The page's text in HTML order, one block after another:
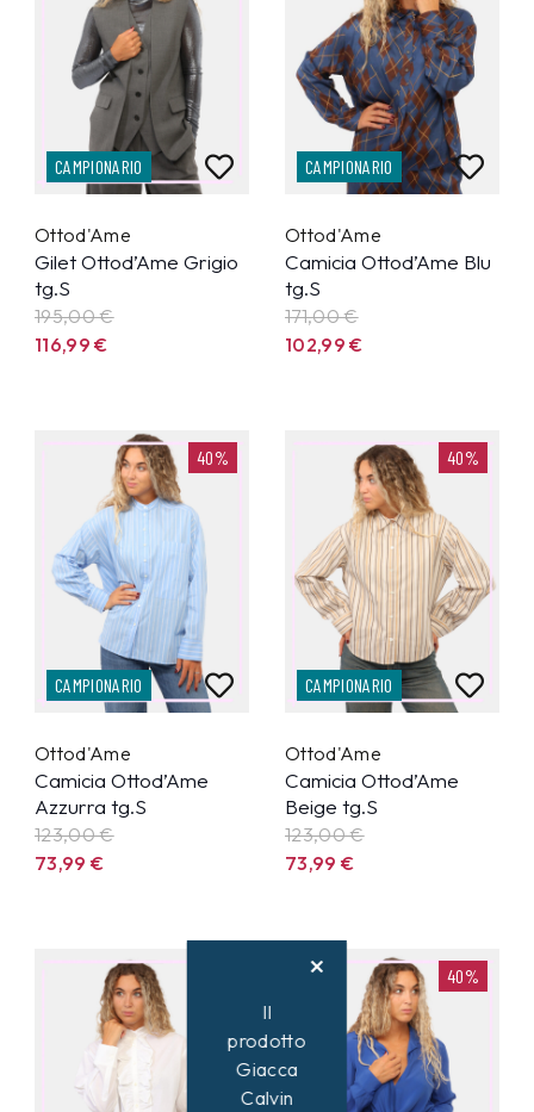
CAMPIONARIO
Ottod'Ame
Gilet Ottod’Ame Grigio
tg.S
195,00 €
116,99€
CAMPIONARIO
Ottod'Ame
Camicia Ottod’Ame Blu
tg.S
171,00 €
102,99€
40%
CAMPIONARIO
Ottod'Ame
Camicia Ottod’Ame
Azzurra tg.S
123,00 €
73,99€
40%
CAMPIONARIO
Ottod'Ame
Camicia Ottod’Ame
Beige tg.S
123,00 €
73,99€
40%
Il
prodotto
Giacca
Calvin